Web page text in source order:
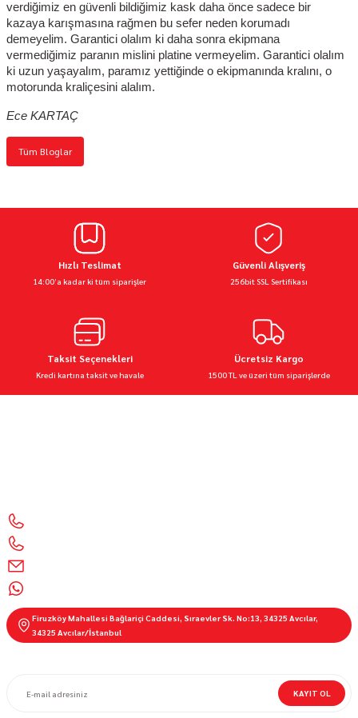
verdiğimiz en güvenli bildiğimiz kask daha önce sadece bir
kazaya karışmasına rağmen bu sefer neden korumadı
demeyelim. Garantici olalım ki daha sonra ekipmana
vermediğimiz paranın mislini platine vermeyelim. Garantici olalım
ki uzun yaşayalım, paramız yettiğinde o ekipmanında kralını, o
motorunda kraliçesini alalım.
Ece KARTAÇ
Tüm Bloglar
Hızlı Teslimat
14:00’a kadar ki tüm siparişler
Güvenli Alışveriş
256bit SSL Sertifikası
Taksit Seçenekleri
Kredi kartına taksit ve havale
Ücretsiz Kargo
1500 TL ve üzeri tüm siparişlerde
Firuzköy Mahallesi Bağlariçi Caddesi, Sıraevler Sk. No:13, 34325 Avcılar,
34325 Avcılar/İstanbul
KAYIT OL